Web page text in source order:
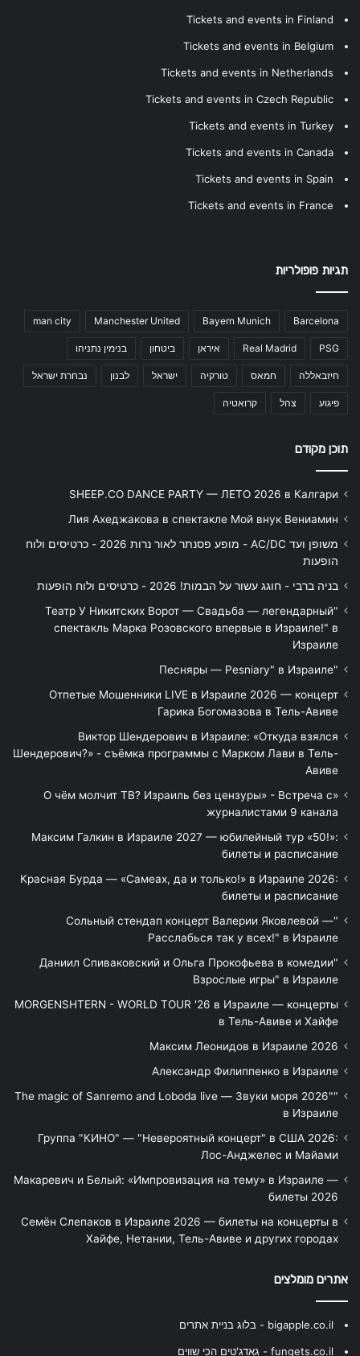
Tickets and events in Finland
Tickets and events in Belgium
Tickets and events in Netherlands
Tickets and events in Czech Republic
Tickets and events in Turkey
Tickets and events in Canada
Tickets and events in Spain
Tickets and events in France
תגיות פופולריות
Barcelona
Bayern Munich
Manchester United
man city
PSG
Real Madrid איראן ביטחון בנימין נתניהו
חיזבאללה חמאס טורקיה ישראל לבנון נבחרת ישראל
פיגוע צהל קרואטיה
תוכן מקודם
SHEEP.CO DANCE PARTY — ЛЕТО 2026 в Калгари
Лия Ахеджакова в спектакле Мой внук Вениамин
משופן ועד AC/DC - מופע פסנתר לאור נרות 2026 - כרטיסים ולוח
הופעות
בניה ברבי - חוגג עשור על הבמות! 2026 - כרטיסים ולוח הופעות
"Театр У Никитских Ворот — Свадьба — легендарный
спектакль Марка Розовского впервые в Израиле!" в
Израиле
"Песняры — Pesniary" в Израиле
Отпетые Мошенники LIVE в Израиле 2026 — концерт
Гарика Богомазова в Тель-Авиве
Виктор Шендерович в Израиле: «Откуда взялся
Шендерович?» - съёмка программы с Марком Лави в Тель-
Авиве
«О чём молчит ТВ? Израиль без цензуры» - Встреча с
журналистами 9 канала
Максим Галкин в Израиле 2027 — юбилейный тур «50!»:
билеты и расписание
Красная Бурда — «Самеах, да и только!» в Израиле 2026:
билеты и расписание
"Сольный стендап концерт Валерии Яковлевой —
Расслабься так у всех!" в Израиле
"Даниил Спиваковский и Ольга Прокофьева в комедии
Взрослые игры" в Израиле
MORGENSHTERN - WORLD TOUR '26 в Израиле — концерты
в Тель-Авиве и Хайфе
Максим Леонидов в Израиле 2026
Александр Филиппенко в Израиле
"The magic of Sanremo and Loboda live — Звуки моря 2026"
в Израиле
Группа "КИНО" — "Невероятный концерт" в США 2026:
Лос-Анджелес и Майами
Макаревич и Белый: «Импровизация на тему» в Израиле —
билеты 2026
Семён Слепаков в Израиле 2026 — билеты на концерты в
Хайфе, Нетании, Тель-Авиве и других городах
אתרים מומלצים
bigapple.co.il - בלוג בניית אתרים
fungets.co.il - גאדג'טים הכי שווים